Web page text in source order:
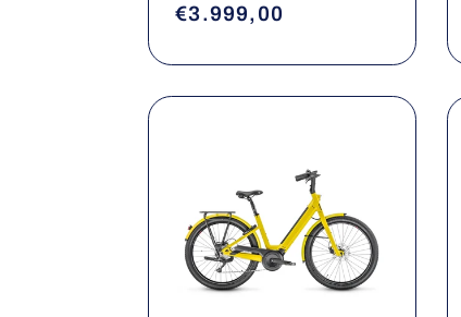
Prix
€3.999,00